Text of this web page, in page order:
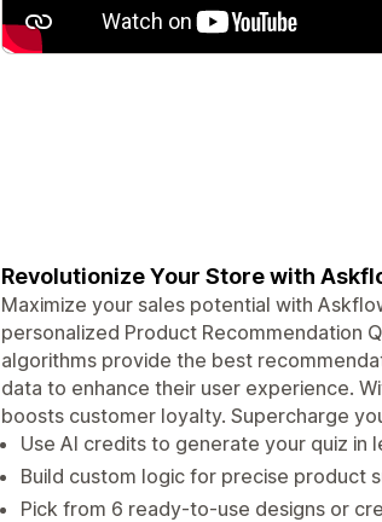
Revolutionize Your Store with
Maximize your sales potential with
personalized Product Recommendation
algorithms provide the best
data to enhance their user experience.
boosts customer loyalty. Supercharge
Use AI credits to generate your quiz in
Build custom logic for precise product
Pick from 6 ready-to-use designs or